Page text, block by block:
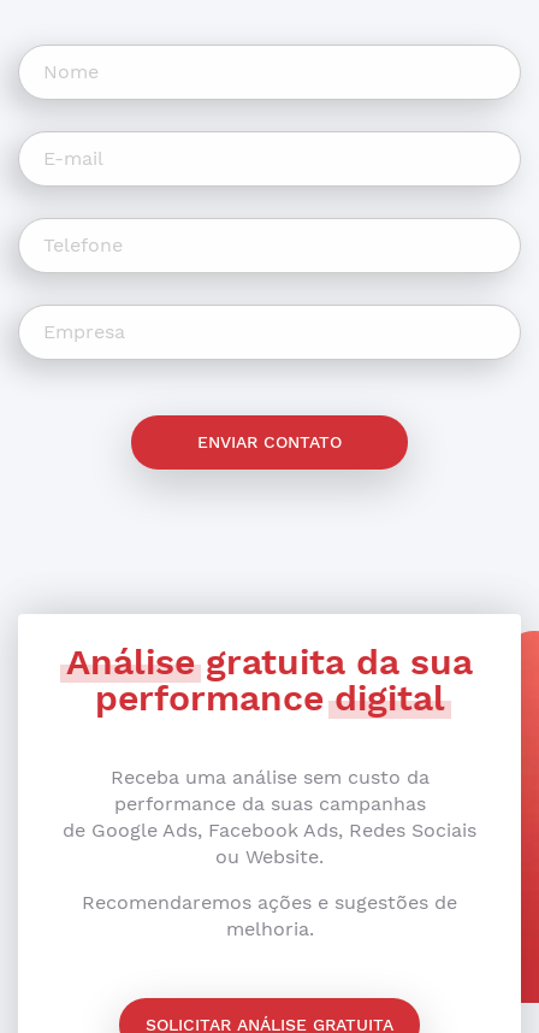
ENVIAR CONTATO
Análisegratuita da sua
performancedigital
Receba uma análise sem custo da
performance da suas campanhas
de Google Ads, Facebook Ads, Redes Sociais
ou Website.
Recomendaremos ações e sugestões de
melhoria.
SOLICITAR ANÁLISE GRATUITA